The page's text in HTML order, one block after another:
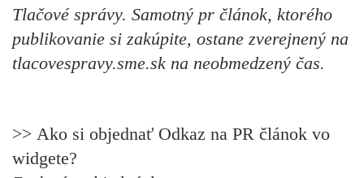
Tlačové správy. Samotný pr článok, ktorého
publikovanie si zakúpite, ostane zverejnený na
tlacovespravy.sme.sk na neobmedzený čas.
>> Ako si objednať Odkaz na PR článok vo
widgete?